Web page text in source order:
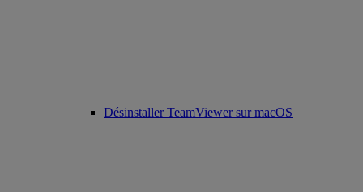
Désinstaller TeamViewer sur macOS